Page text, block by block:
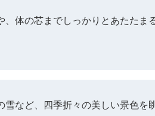
体の芯までしっかりとあたたま
雪など、四季折々の美しい景色を